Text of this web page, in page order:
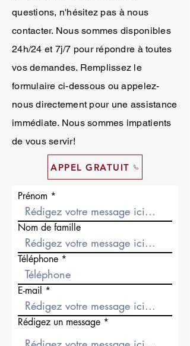
questions, n'hésitez pas à nous
contacter. Nous sommes disponibles
24h/24 et 7j/7 pour répondre à toutes
vos demandes. Remplissez le
formulaire ci-dessous ou appelez-
nous directement pour une assistance
immédiate. Nous sommes impatients
de vous servir!
APPEL GRATUIT
Prénom
Nom de famille
Téléphone
E-mail
Rédigez un message